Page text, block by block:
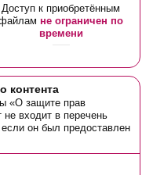
Доступ к приобретённым
не ограничен по
времени
контента
«О защите прав
не входит в перечень
он был предоставлен